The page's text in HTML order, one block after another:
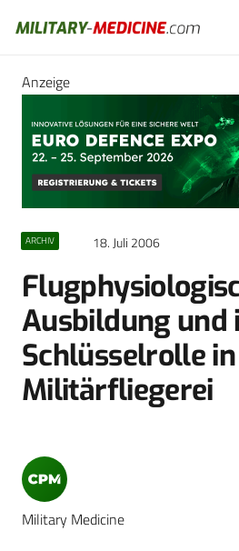
Anzeige
ARCHIV 18. Juli 2006
Ausbildung und
Schlüsselrolle
Militärfliegerei
Military Medicine